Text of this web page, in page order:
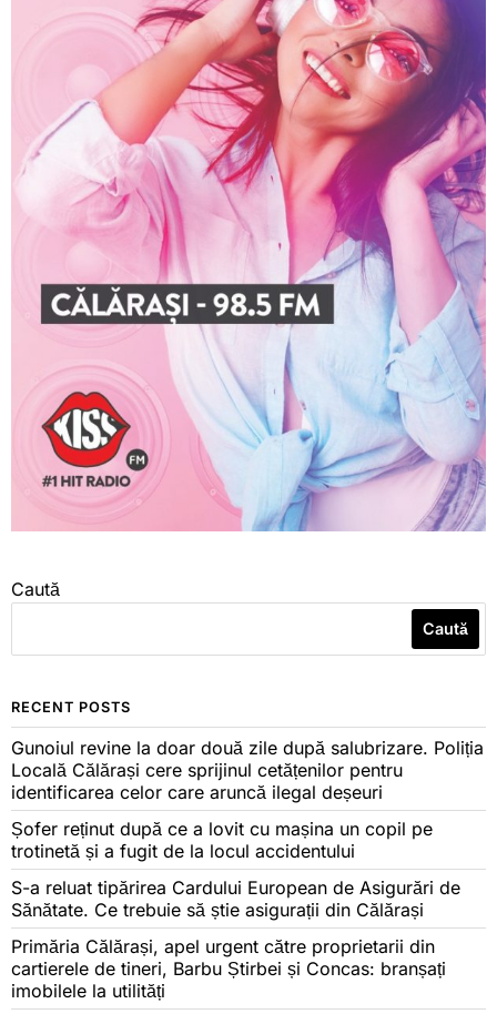
Caută
Caută
RECENT POSTS
Gunoiul revine la doar două zile după salubrizare. Poliția
Locală Călărași cere sprijinul cetățenilor pentru
identificarea celor care aruncă ilegal deșeuri
Șofer reținut după ce a lovit cu mașina un copil pe
trotinetă și a fugit de la locul accidentului
S-a reluat tipărirea Cardului European de Asigurări de
Sănătate. Ce trebuie să știe asigurații din Călărași
Primăria Călărași, apel urgent către proprietarii din
cartierele de tineri, Barbu Știrbei și Concas: branșați
imobilele la utilități